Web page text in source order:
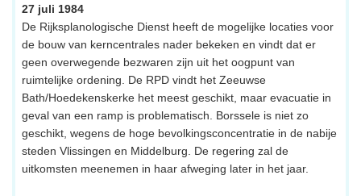
27 juli 1984
De Rijksplanologische Dienst heeft de mogelijke locaties voor
de bouw van kerncentrales nader bekeken en vindt dat er
geen overwegende bezwaren zijn uit het oogpunt van
ruimtelijke ordening. De RPD vindt het Zeeuwse
Bath/Hoedekenskerke het meest geschikt, maar evacuatie in
geval van een ramp is problematisch. Borssele is niet zo
geschikt, wegens de hoge bevolkingsconcentratie in de nabije
steden Vlissingen en Middelburg. De regering zal de
uitkomsten meenemen in haar afweging later in het jaar.